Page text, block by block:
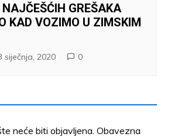
GREŠAKA
KAD VOZIMO U ZIMSKIM
siječnja, 2020 0
neće biti objavljena. Obavezna